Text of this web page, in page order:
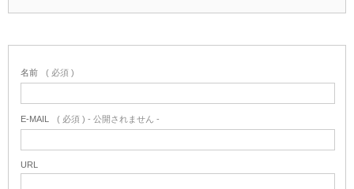
名前 ( 必須 )
E-MAIL ( 必須 ) - 公開されません -
URL